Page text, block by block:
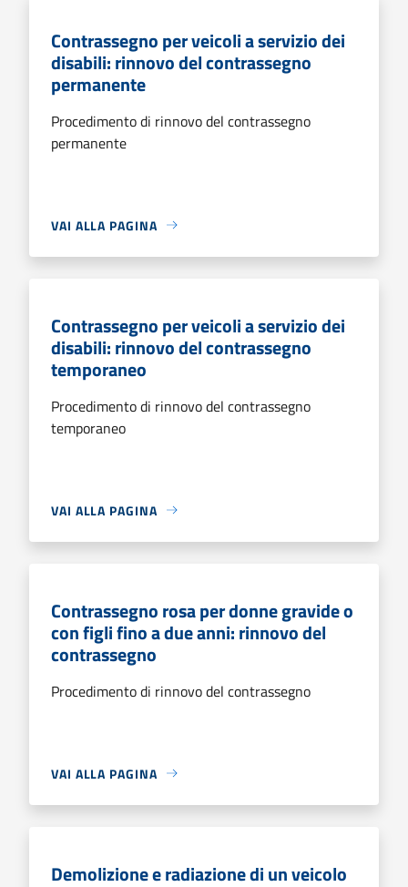
Contrassegno per veicoli a servizio dei
disabili: rinnovo del contrassegno
permanente
Procedimento di rinnovo del contrassegno
permanente
VAI ALLA PAGINA
Contrassegno per veicoli a servizio dei
disabili: rinnovo del contrassegno
temporaneo
Procedimento di rinnovo del contrassegno
temporaneo
VAI ALLA PAGINA
Contrassegno rosa per donne gravide o
con figli fino a due anni: rinnovo del
contrassegno
Procedimento di rinnovo del contrassegno
VAI ALLA PAGINA
Demolizione e radiazione di un veicolo